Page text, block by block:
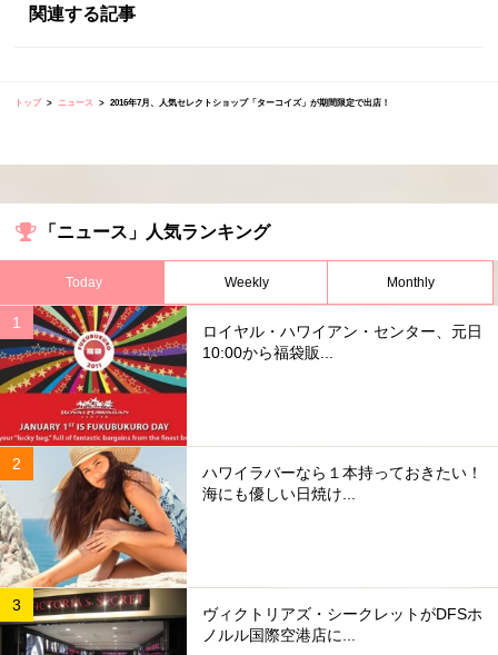
関連する記事
トップ ニュース 2016年7月、人気セレクトショップ「ターコイズ」が期間限定で出店！
「ニュース」人気ランキング
Today Weekly Monthly
ロイヤル・ハワイアン・センター、元日
10:00から福袋販...
ハワイラバーなら１本持っておきたい！
海にも優しい日焼け...
ヴィクトリアズ・シークレットがDFSホ
ノルル国際空港店に...